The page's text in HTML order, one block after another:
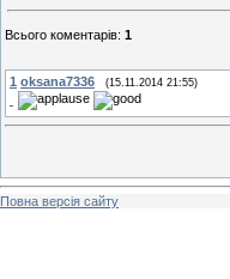
Всього коментарів: 1
1 oksana7336 (15.11.2014 21:55)
Повна версія сайту